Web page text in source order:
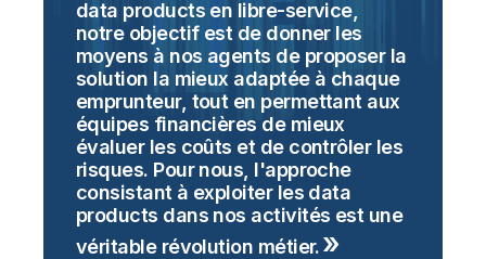
data products en libre-service,
notre objectif est de donner les
moyens à nos agents de proposer la
solution la mieux adaptée à chaque
emprunteur, tout en permettant aux
équipes financières de mieux
évaluer les coûts et de contrôler les
risques. Pour nous, l'approche
consistant à exploiter les data
products dans nos activités est une
véritable révolution métier.